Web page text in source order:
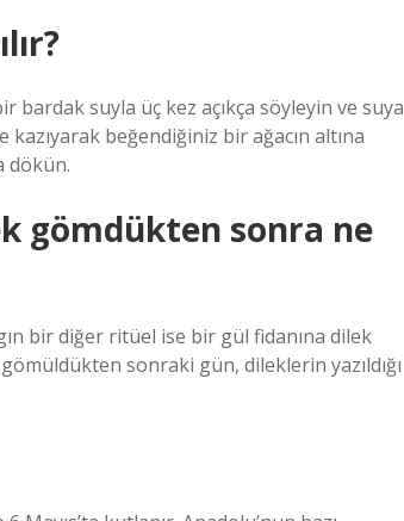
bardak suyla üç kez açıkça söyleyin ve suya
kazıyarak beğendiğiniz bir ağacın altına
dökün.
gömdükten sonra ne
bir diğer ritüel ise bir gül fidanına dilek
sonraki gün, dileklerin yazıldığı